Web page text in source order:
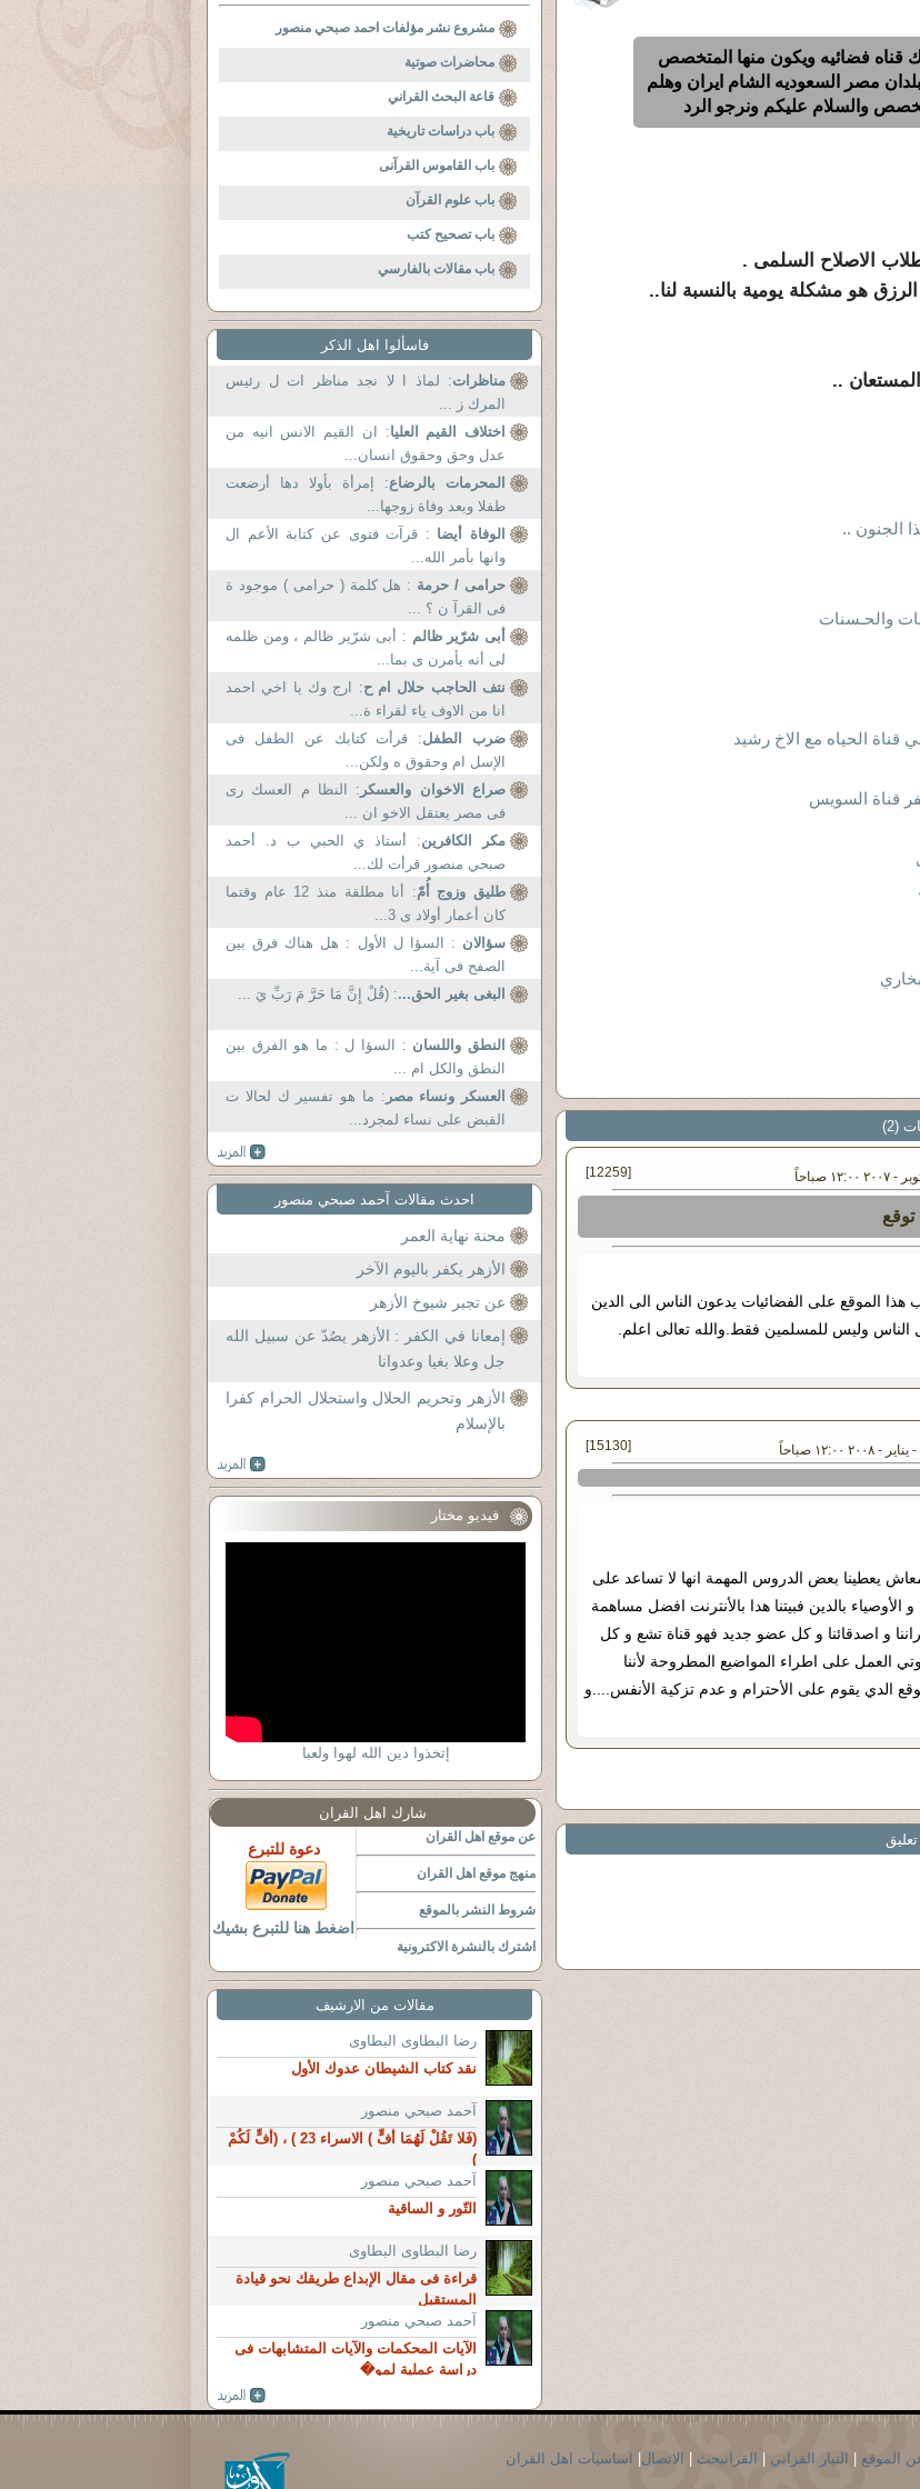
قناه فضائيه ويكون منها المتخصص
مصر السعوديه الشام ايران وهلم
والسلام عليكم ونرجو الرد
الاصلاح السلمى .
هو مشكلة يومية بالنسبة لنا..
..
الجنون ..
والحـسنات
قناة الحياه مع الاخ رشيد
قناة السويس
(2)
[12259]
الموقع على الفضائيات يدعون الناس الى الدين
وليس للمسلمين فقط.والله تعالى اعلم.
[15130]
يعطينا بعض الدروس المهمة انها لا تساعد على
الأوصياء بالدين فبيتنا هدا بالأنترنت افضل مساهمة
و اصدقائنا و كل عضو جديد فهو قناة تشع و كل
العمل على اطراء المواضيع المطروحة لأننا
يقوم على الأحترام و عدم تزكية الأنفس....و
مشروع نشر مؤلفات احمد صبحي منصور
محاضرات صوتية
قاعة البحث القراني
باب دراسات تاريخية
باب القاموس القرآنى
باب علوم القرآن
باب تصحيح كتب
باب مقالات بالفارسي
فاسألوا اهل الذكر
مناظرات: لماذ ا لا نجد مناظر ات ل رئيس
المرك ز ...
اختلاف القيم العليا: ان القيم الانس انيه من
عدل وحق وحقوق انسان...
المحرمات بالرضاع: إمرأة بأولا دها أرضعت
طفلا وبعد وفاة زوجها...
الوفاة أيضا : قرآت فتوى عن كتابة الأعم ال
وانها بأمر الله...
حرامى / حرمة : هل كلمة ( حرامى ) موجود ة
فى القرآ ن ؟ ...
أبى شرّير ظالم : أبى شرّير ظالم ، ومن ظلمه
لى أنه يأمرن ى بما...
نتف الحاجب حلال ام ح: ارج وك يا اخي احمد
انا من الاوف ياء لقراء ة...
ضرب الطفل: قرأت كتابك عن الطفل فى
الإسل ام وحقوق ه ولكن...
صراع الاخوان والعسكر : النظا م العسك رى
فى مصر يعتقل الاخو ان ...
مكر الكافرين: أستاذ ي الحبي ب د. أحمد
صبحي منصور قرأت لك...
طليق وزوج أُمّ
: أنا مطلقة منذ 12 عام وقتما
كان أعمار أولاد ى 3...
سؤالان : السؤا ل الأول : هل هناك فرق بين
الصفح فى آية...
البغى بغير الحق...: (قُلْ إِنَّ مَا حَرَّ مَ رَبِّ يَ ...
النطق واللسان : السؤا ل : ما هو الفرق بين
النطق والكل ام ...
العسكر ونساء مصر : ما هو تفسير ك لحالا ت
القبض على نساء لمجرد...
احدث مقالات آحمد صبحي منصور
محنة نهاية العمر
الأزهر يكفر باليوم الآخر
عن تجبر شيوخ الأزهر
إمعانا في الكفر : الأزهر يصُدّ عن سبيل الله
جل وعلا بغيا وعدوانا
الأزهر وتحريم الحلال واستحلال الحرام كفرا
بالإسلام
فيديو مختار
إتخذوا دين الله لهوا ولعبا
شارك اهل القران
عن موقع اهل القران
منهج موقع اهل القران
شروط النشر بالموقع
اشترك بالنشرة الاكترونية
دعوة للتبرع
اضغط هنا للتبرع بشيك
مقالات من الارشيف
رضا البطاوى البطاوى
نقد كتاب الشيطان عدوك الأول
آحمد صبحي منصور
(فَلا تَقُلْ لَهُمَا أُفٍّ ) الاسراء 23 ) ، (أُفٍّ لَكُمْ
)
آحمد صبحي منصور
التّور و الساقية
رضا البطاوى البطاوى
قراءة فى مقال الإبداع طريقك نحو قيادة
المستقبل
آحمد صبحي منصور
الآيات المحكمات والآيات المتشابهات فى
دراسة عملية لمو�
الموقع التيار القراني القرانبحث الاتصال
اساسيات اهل القران